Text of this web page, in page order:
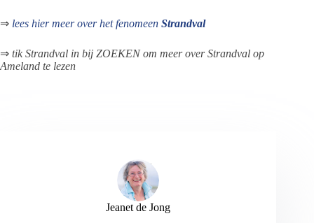
⇒ lees hier meer over het fenomeen Strandval
⇒ tik Strandval in bij ZOEKEN om meer over Strandval op
Ameland te lezen
Jeanet de Jong